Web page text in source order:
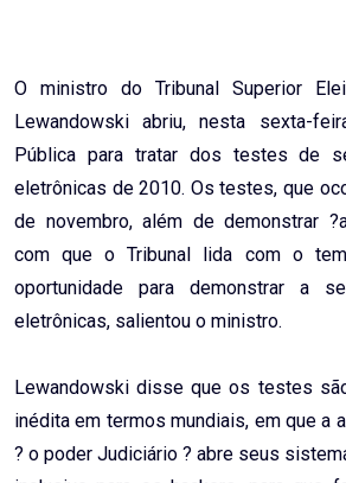
O ministro do Tribunal Superior
Lewandowski abriu, nesta sexta-
Pública para tratar dos testes de
eletrônicas de 2010. Os testes, que
de novembro, além de demonstrar
com que o Tribunal lida com o
oportunidade para demonstrar a
eletrônicas, salientou o ministro.
Lewandowski disse que os testes
inédita em termos mundiais, em que a
? o poder Judiciário ? abre seus